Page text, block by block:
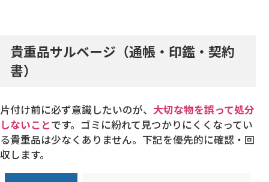
貴重品サルベージ（通帳・印鑑・契約
書）
片付け前に必ず意識したいのが、 大切な物を誤って処分
しないことです。ゴミに紛れて見つかりにくくなってい
る貴重品は少なくありません。下記を優先的に確認・回
収します。